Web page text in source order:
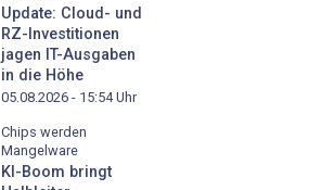
Update: Cloud- und
RZ-Investitionen
jagen IT-Ausgaben
in die Höhe
05.08.2026 - 15:54Uhr
Chips werden
Mangelware
KI-Boom bringt